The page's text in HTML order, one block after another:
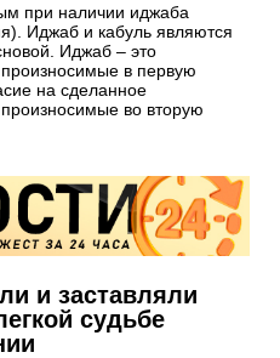
при наличии иджаба
Иджаб и кабуль являются
Иджаб – это
в первую
на сделанное
во вторую
и заставляли
судьбе